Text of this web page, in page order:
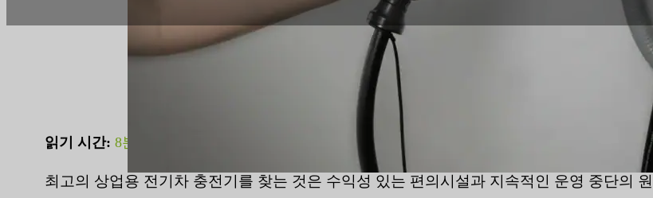
읽기 시간: 8분
최고의 상업용 전기차 충전기를 찾는 것은 수익성 있는 편의시설과 지속적인 운영 중단의